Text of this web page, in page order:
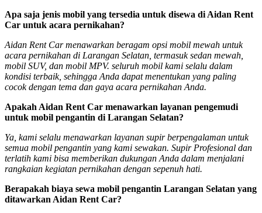
Apa saja jenis mobil yang tersedia untuk disewa di Aidan Rent
Car untuk acara pernikahan?
Aidan Rent Car menawarkan beragam opsi mobil mewah untuk
acara pernikahan di Larangan Selatan, termasuk sedan mewah,
mobil SUV, dan mobil MPV. seluruh mobil kami selalu dalam
kondisi terbaik, sehingga Anda dapat menentukan yang paling
cocok dengan tema dan gaya acara pernikahan Anda.
Apakah Aidan Rent Car menawarkan layanan pengemudi
untuk mobil pengantin di Larangan Selatan?
Ya, kami selalu menawarkan layanan supir berpengalaman untuk
semua mobil pengantin yang kami sewakan. Supir Profesional dan
terlatih kami bisa memberikan dukungan Anda dalam menjalani
rangkaian kegiatan pernikahan dengan sepenuh hati.
Berapakah biaya sewa mobil pengantin Larangan Selatan yang
ditawarkan Aidan Rent Car?